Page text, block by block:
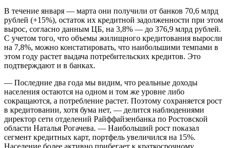
В течение января — марта они получили от банков 70,6 млрд
рублей (+15%), остаток их кредитной задолженности при этом
вырос, согласно данным ЦБ, на 3,8% — до 376,9 млрд рублей.
С учетом того, что объемы жилищного кредитования выросли
на 7,8%, можно констатировать, что наибольшими темпами в
этом году растет выдача потребительских кредитов. Это
подтверждают и в банках.
— Последние два года мы видим, что реальные доходы
населения остаются на одном и том же уровне либо
сокращаются, а потребление растет. Поэтому сохраняется рост
в кредитовании, хотя бума нет, — делится наблюдениями
директор сети отделений Райффайзенбанка по Ростовской
области Наталья Рогачева. — Наибольший рост показал
сегмент кредитных карт, портфель увеличился на 15%.
Население более активно прибегает к краткосрочному